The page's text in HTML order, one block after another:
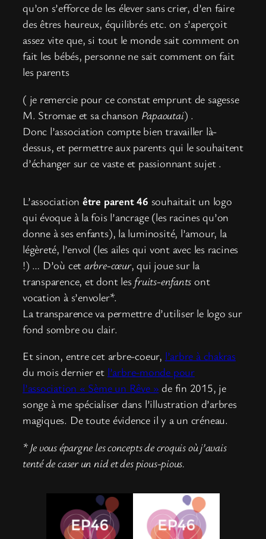
qu’on s’efforce de les élever sans crier, d’en faire
des êtres heureux, équilibrés etc. on s’aperçoit
assez vite que, si tout le monde sait comment on
fait les bébés, personne ne sait comment on fait
les parents
( je remercie pour ce constat emprunt de sagesse
M. Stromae et sa chanson Papaoutai) .
Donc l’association compte bien travailler là-
dessus, et permettre aux parents qui le souhaitent
d’échanger sur ce vaste et passionnant sujet .
L’association être parent 46 souhaitait un logo
qui évoque à la fois l’ancrage (les racines qu’on
donne à ses enfants), la luminosité, l’amour, la
légèreté, l’envol (les ailes qui vont avec les racines
!) … D’où cet arbre-cœur, qui joue sur la
transparence, et dont les fruits-enfants ont
vocation à s’envoler*.
La transparence va permettre d’utiliser le logo sur
fond sombre ou clair.
Et sinon, entre cet arbre-coeur, l’arbre à chakras
du mois dernier et l’arbre-monde pour
l’association « Sème un Rêve » de fin 2015, je
songe à me spécialiser dans l’illustration d’arbres
magiques. De toute évidence il y a un créneau.
* Je vous épargne les concepts de croquis où j’avais
tenté de caser un nid et des pious-pious.